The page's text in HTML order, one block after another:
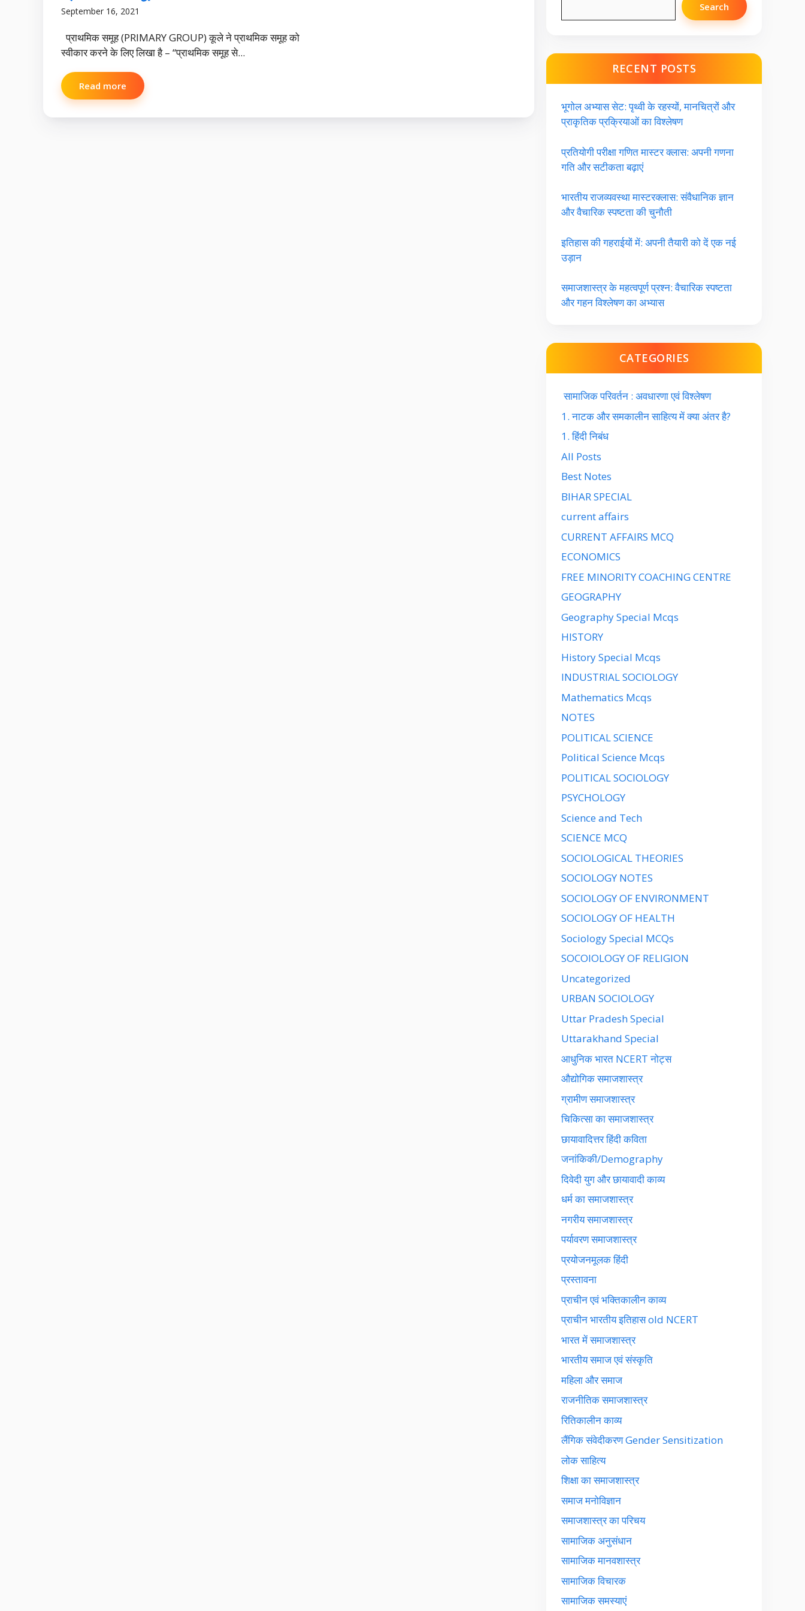
September 16, 2021
प्राथमिक समूह (PRIMARY GROUP) कूले ने प्राथमिक समूह को
स्वीकार करने के लिए लिखा है – “प्राथमिक समूह से...
Read more
Search
RECENT POSTS
भूगोल अभ्यास सेट: पृथ्वी के रहस्यों, मानचित्रों और
प्राकृतिक प्रक्रियाओं का विश्लेषण
प्रतियोगी परीक्षा गणित मास्टर क्लास: अपनी गणना
गति और सटीकता बढ़ाएं
भारतीय राजव्यवस्था मास्टरक्लास: संवैधानिक ज्ञान
और वैचारिक स्पष्टता की चुनौती
इतिहास की गहराईयों में: अपनी तैयारी को दें एक नई
उड़ान
समाजशास्त्र के महत्वपूर्ण प्रश्न: वैचारिक स्पष्टता
और गहन विश्लेषण का अभ्यास
CATEGORIES
सामाजिक परिवर्तन : अवधारणा एवं विश्लेषण
1. नाटक और समकालीन साहित्य में क्या अंतर है?
1. हिंदी निबंध
All Posts
Best Notes
BIHAR SPECIAL
current affairs
CURRENT AFFAIRS MCQ
ECONOMICS
FREE MINORITY COACHING CENTRE
GEOGRAPHY
Geography Special Mcqs
HISTORY
History Special Mcqs
INDUSTRIAL SOCIOLOGY
Mathematics Mcqs
NOTES
POLITICAL SCIENCE
Political Science Mcqs
POLITICAL SOCIOLOGY
PSYCHOLOGY
Science and Tech
SCIENCE MCQ
SOCIOLOGICAL THEORIES
SOCIOLOGY NOTES
SOCIOLOGY OF ENVIRONMENT
SOCIOLOGY OF HEALTH
Sociology Special MCQs
SOCOIOLOGY OF RELIGION
Uncategorized
URBAN SOCIOLOGY
Uttar Pradesh Special
Uttarakhand Special
आधुनिक भारत NCERT नोट्स
औद्योगिक समाजशास्त्र
ग्रामीण समाजशास्त्र
चिकित्सा का समाजशास्त्र
छायावादित्तर हिंदी कविता
जनांकिकी/Demography
दिवेदी युग और छायावादी काव्य
धर्म का समाजशास्त्र
नगरीय समाजशास्त्र
पर्यावरण समाजशास्त्र
प्रयोजनमूलक हिंदी
प्रस्तावना
प्राचीन एवं भक्तिकालीन काव्य
प्राचीन भारतीय इतिहास old NCERT
भारत में समाजशास्त्र
भारतीय समाज एवं संस्कृति
महिला और समाज
राजनीतिक समाजशास्त्र
रितिकालीन काव्य
लैंगिक संवेदीकरण Gender Sensitization
लोक साहित्य
शिक्षा का समाजशास्त्र
समाज मनोविज्ञान
समाजशास्त्र का परिचय
सामाजिक अनुसंधान
सामाजिक मानवशास्त्र
सामाजिक विचारक
सामाजिक समस्याएं